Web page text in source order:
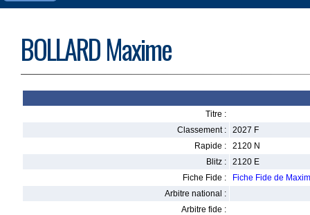
BOLLARD Maxime
Titre :
Classement :
2027 F
Rapide :
2120 N
Blitz :
2120 E
Fiche Fide :
Fiche Fide de
Arbitre national :
Arbitre fide :